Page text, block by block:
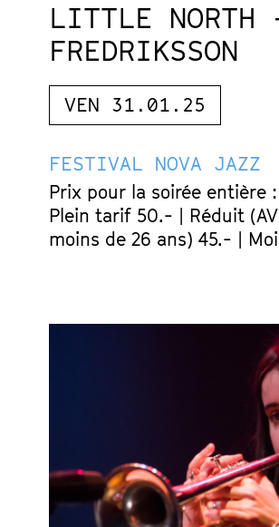
LITTLE NORTH
FREDRIKSSON
VEN 31.01.25
FESTIVAL NOVA JAZZ
Prix pour la soirée entière :
Plein tarif 50.- | Réduit
moins de 26 ans) 45.- |